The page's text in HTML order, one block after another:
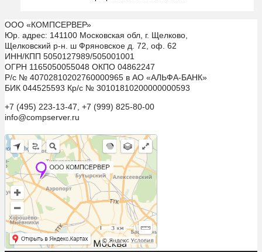
ООО «КОМПСЕРВЕР»
Юр. адрес: 141100 Московская обл, г. Щелково,
Щелковский р-н. ш Фряновское д. 72, оф. 62
ИНН/КПП 5050127989/505001001
ОГРН 1165050055048 ОКПО 04862247
Р/с № 40702810202760000965 в АО «АЛЬФА-БАНК»
БИК 044525593 Кр/с № 30101810200000000593
+7 (495) 223-13-47, +7 (999) 825-80-00
info@compserver.ru